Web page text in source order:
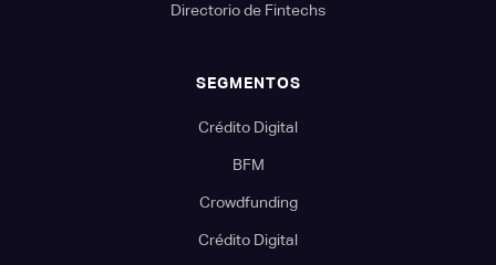
Directorio de Fintechs
SEGMENTOS
Crédito Digital
BFM
Crowdfunding
Crédito Digital